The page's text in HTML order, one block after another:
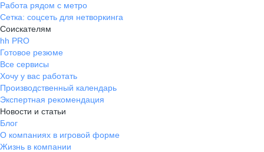
Работа рядом с метро
Сетка: соцсеть для нетворкинга
Соискателям
hh PRO
Готовое резюме
Все сервисы
Хочу у вас работать
Производственный календарь
Экспертная рекомендация
Новости и статьи
Блог
О компаниях в игровой форме
Жизнь в компании